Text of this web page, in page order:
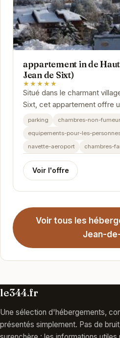
appartement in de
Jean de Sixt)
★★★★★
Situé dans le charmant
Sixt, cet appartement offre
vacances relaxantes. À
parking
chambres-non-
equipements-pour-les-
navette-aeroport
chambres-
Voir l'offre
Voir tous les
Jean-
le344.fr
Une sélection d'hébergements,
présentés simplement. Pas de